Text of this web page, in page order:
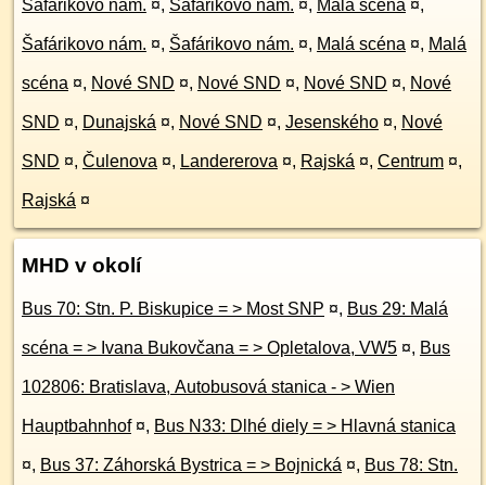
Šafárikovo nám. ¤, Šafárikovo nám. ¤, Malá scéna ¤,
Šafárikovo nám. ¤, Šafárikovo nám. ¤, Malá scéna ¤, Malá
scéna ¤, Nové SND ¤, Nové SND ¤, Nové SND ¤, Nové
SND ¤, Dunajská ¤, Nové SND ¤, Jesenského ¤, Nové
SND ¤, Čulenova ¤, Landererova ¤, Rajská ¤, Centrum ¤,
Rajská ¤
MHD v okolí
Bus 70: Stn. P. Biskupice = > Most SNP ¤, Bus 29: Malá
scéna = > Ivana Bukovčana = > Opletalova, VW5 ¤, Bus
102806: Bratislava, Autobusová stanica - > Wien
Hauptbahnhof ¤, Bus N33: Dlhé diely = > Hlavná stanica
¤, Bus 37: Záhorská Bystrica = > Bojnická ¤, Bus 78: Stn.